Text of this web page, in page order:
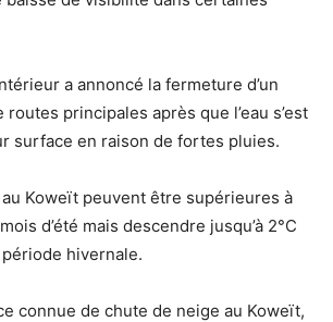
a annoncé la fermeture d’un
principales après que l’eau s’est
surface en raison de fortes pluies.
Koweït peuvent être supérieures à
d’été mais descendre jusqu’à 2°C
hivernale.
connue de chute de neige au Koweït,